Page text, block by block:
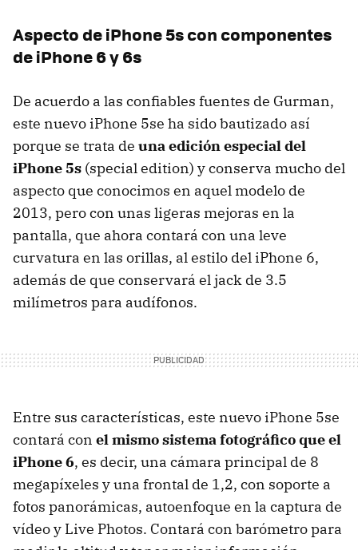
Aspecto de iPhone 5s con componentes
de iPhone 6 y 6s
De acuerdo a las confiables fuentes de Gurman,
este nuevo iPhone 5se ha sido bautizado así
porque se trata de una edición especial del
iPhone 5s (special edition) y conserva mucho del
aspecto que conocimos en aquel modelo de
2013, pero con unas ligeras mejoras en la
pantalla, que ahora contará con una leve
curvatura en las orillas, al estilo del iPhone 6,
además de que conservará el jack de 3.5
milímetros para audífonos.
Entre sus características, este nuevo iPhone 5se
contará con el mismo sistema fotográfico que el
iPhone 6, es decir, una cámara principal de 8
megapíxeles y una frontal de 1,2, con soporte a
fotos panorámicas, autoenfoque en la captura de
vídeo y Live Photos. Contará con barómetro para